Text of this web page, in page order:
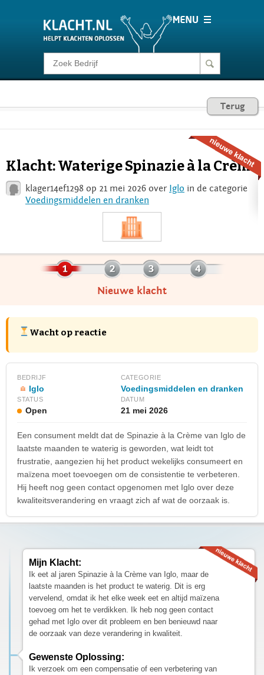
Klacht melden
Consumentenrecht Terug
Klacht: Waterige Spinazie à la Crème
klager14ef1298 op 21 mei 2026 over Iglo in de categorie
Voedingsmiddelen en dranken
Nieuwe klacht
Wacht op reactie
BEDRIJF
Iglo
CATEGORIE
Voedingsmiddelen en dranken
STATUS
Open
DATUM
21 mei 2026
Een consument meldt dat de Spinazie à la Crème van Iglo de
laatste maanden te waterig is geworden, wat leidt tot
frustratie, aangezien hij het product wekelijks consumeert en
maïzena moet toevoegen om de consistentie te verbeteren.
Hij heeft nog geen contact opgenomen met Iglo over deze
kwaliteitsverandering en vraagt zich af wat de oorzaak is.
Mijn Klacht:
Ik eet al jaren Spinazie à la Crème van Iglo, maar de
laatste maanden is het product te waterig. Dit is erg
vervelend, omdat ik het elke week eet en altijd maïzena
toevoeg om het te verdikken. Ik heb nog geen contact
gehad met Iglo over dit probleem en ben benieuwd naar
de oorzaak van deze verandering in kwaliteit.
Gewenste Oplossing:
Ik verzoek om een compensatie of een verbetering van